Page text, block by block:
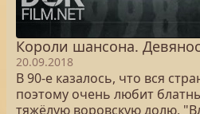
Короли шансона.
20.09.2018
В 90-е казалось, что вся
поэтому очень любит
тяжёлую воровскую долю,